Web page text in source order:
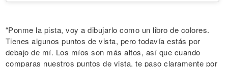
“Ponme la pista, voy a dibujarlo como un libro de colores.
Tienes algunos puntos de vista, pero todavía estás por
debajo de mí. Los míos son más altos, así que cuando
comparas nuestros puntos de vista, te paso claramente por